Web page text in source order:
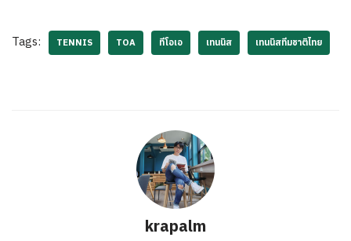
Tags: TENNIS TOA ทีโอเอ เทนนิส เทนนิสทีมชาติไทย
krapalm